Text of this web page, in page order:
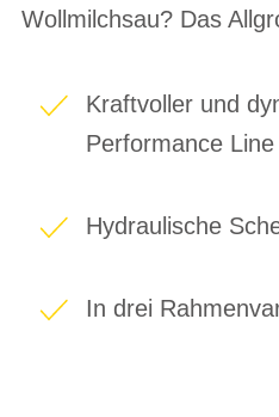
Wollmilchsau? Das
Kraftvoller und
Performance
Hydraulische
In drei